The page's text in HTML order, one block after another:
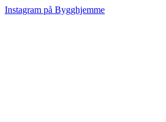
Instagram på Bygghjemme